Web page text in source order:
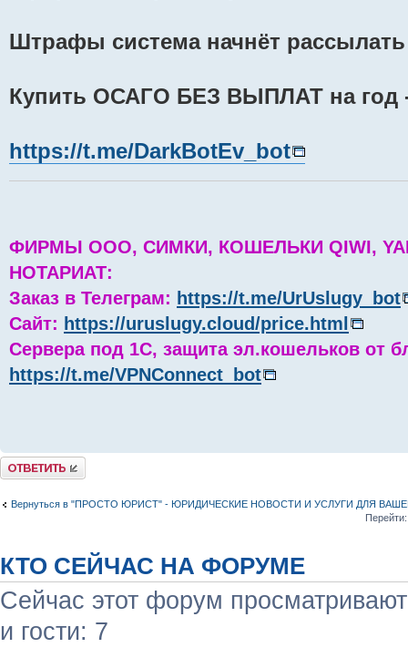
Штрафы система начнёт рассылать
Купить ОСАГО БЕЗ ВЫПЛАТ на год
https://t.me/DarkBotEv_bot
ФИРМЫ ООО, СИМКИ, КОШЕЛЬКИ QIWI,
НОТАРИАТ:
Заказ в Телеграм: https://t.me/UrUslugy_bot
Сайт: https://uruslugy.cloud/price.html
Сервера под 1С, защита эл.кошельков от
https://t.me/VPNConnect_bot
Комментировать
Вернуться в "ПРОСТО ЮРИСТ" - ЮРИДИЧЕСКИЕ НОВОСТИ И УСЛУГИ ДЛЯ
Перейти:
КТО СЕЙЧАС НА ФОРУМЕ
Сейчас этот форум
и гости: 7